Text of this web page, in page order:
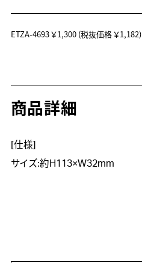
ETZA-4693￥1,300(税抜価格 ￥1,182)
商品詳細
[仕様]